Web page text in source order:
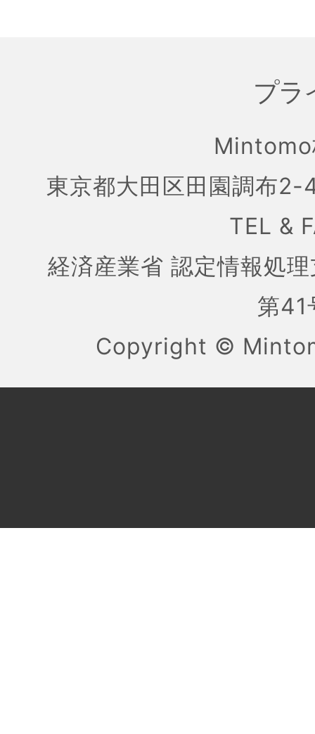
プラ
東京都大田区田園調布
TEL &
経済産業省 認定情報処
第
Copyright ©